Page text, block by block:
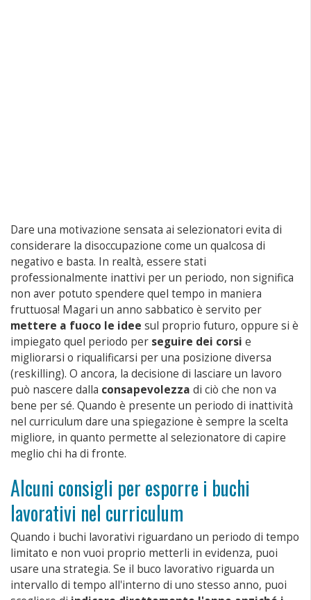
Dare una motivazione sensata ai selezionatori evita di
considerare la disoccupazione come un qualcosa di
negativo e basta. In realtà, essere stati
professionalmente inattivi per un periodo, non significa
non aver potuto spendere quel tempo in maniera
fruttuosa! Magari un anno sabbatico è servito per
mettere a fuoco le idee sul proprio futuro, oppure si è
impiegato quel periodo per seguire dei corsi e
migliorarsi o riqualificarsi per una posizione diversa
(reskilling). O ancora, la decisione di lasciare un lavoro
può nascere dalla consapevolezza di ciò che non va
bene per sé. Quando è presente un periodo di inattività
nel curriculum dare una spiegazione è sempre la scelta
migliore, in quanto permette al selezionatore di capire
meglio chi ha di fronte.
Alcuni consigli per esporre i buchi
lavorativi nel curriculum
Quando i buchi lavorativi riguardano un periodo di tempo
limitato e non vuoi proprio metterli in evidenza, puoi
usare una strategia. Se il buco lavorativo riguarda un
intervallo di tempo all'interno di uno stesso anno, puoi